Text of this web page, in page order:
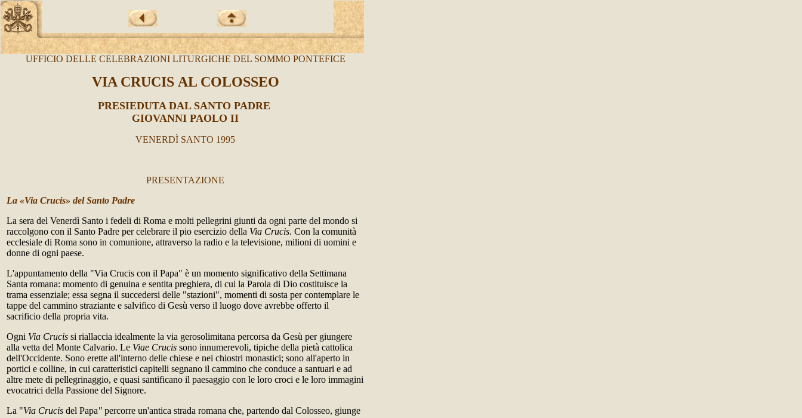
UFFICIO DELLE CELEBRAZIONI LITURGICHE DEL SOMMO PONTEFICE
VIA CRUCIS AL COLOSSEO
PRESIEDUTA DAL SANTO PADRE
GIOVANNI PAOLO II
VENERDÌ SANTO 1995
PRESENTAZIONE
La «Via Crucis» del Santo Padre
La sera del Venerdì Santo i fedeli di Roma e molti pellegrini giunti da ogni parte del mondo si
raccolgono con il Santo Padre per celebrare il pio esercizio della Via Crucis. Con la comunità
ecclesiale di Roma sono in comunione, attraverso la radio e la televisione, milioni di uomini e
donne di ogni paese.
L'appuntamento della "Via Crucis con il Papa" è un momento significativo della Settimana
Santa romana: momento di genuina e sentita preghiera, di cui la Parola di Dio costituisce la
trama essenziale; essa segna il succedersi delle "stazioni", momenti di sosta per contemplare le
tappe del cammino straziante e salvifico di Gesù verso il luogo dove avrebbe offerto il
sacrificio della propria vita.
Ogni Via Crucis si riallaccia idealmente la via gerosolimitana percorsa da Gesù per giungere
alla vetta del Monte Calvario. Le Viae Crucis sono innumerevoli, tipiche della pietà cattolica
dell'Occidente. Sono erette all'interno delle chiese e nei chiostri monastici; sono all'aperto in
portici e colline, in cui caratteristici capitelli segnano il cammino che conduce a santuari e ad
altre mete di pellegrinaggio, e quasi santificano il paesaggio con le loro croci e le loro immagini
evocatrici della Passione del Signore.
La "Via Crucis del Papa" percorre un'antica strada romana che, partendo dal Colosseo, giunge